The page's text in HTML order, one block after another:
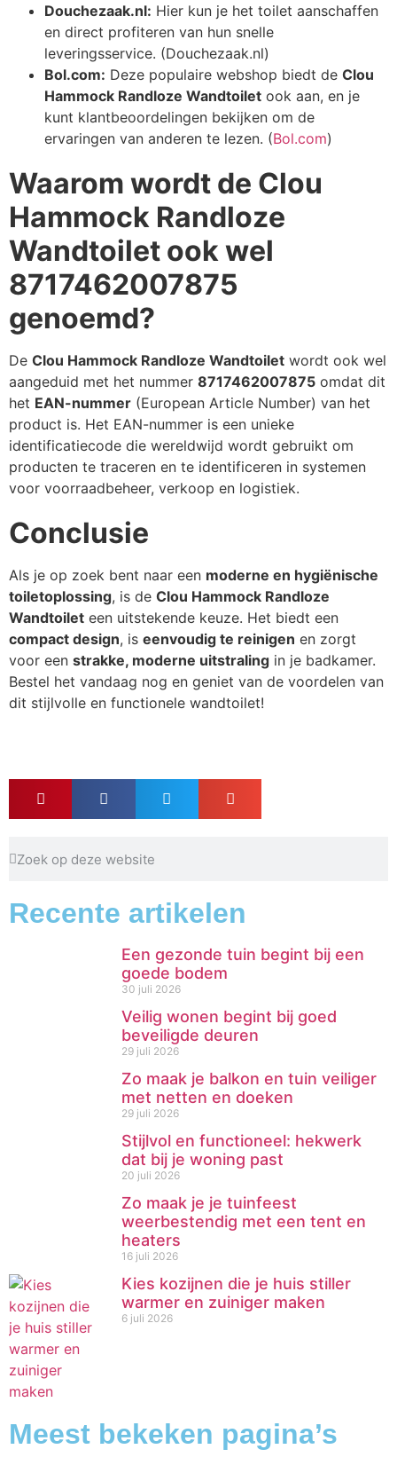
Douchezaak.nl: Hier kun je het toilet aanschaffen
en direct profiteren van hun snelle
leveringsservice. (Douchezaak.nl)
Bol.com: Deze populaire webshop biedt de Clou
Hammock Randloze Wandtoilet ook aan, en je
kunt klantbeoordelingen bekijken om de
ervaringen van anderen te lezen. (Bol.com)
Waarom wordt de Clou
Hammock Randloze
Wandtoilet ook wel
8717462007875
genoemd?
De Clou Hammock Randloze Wandtoilet wordt ook wel
aangeduid met het nummer 8717462007875 omdat dit
het EAN-nummer (European Article Number) van het
product is. Het EAN-nummer is een unieke
identificatiecode die wereldwijd wordt gebruikt om
producten te traceren en te identificeren in systemen
voor voorraadbeheer, verkoop en logistiek.
Conclusie
Als je op zoek bent naar een moderne en hygiënische
toiletoplossing, is de Clou Hammock Randloze
Wandtoilet een uitstekende keuze. Het biedt een
compact design, is eenvoudig te reinigen en zorgt
voor een strakke, moderne uitstraling in je badkamer.
Bestel het vandaag nog en geniet van de voordelen van
dit stijlvolle en functionele wandtoilet!
Recente artikelen
Een gezonde tuin begint bij een
goede bodem
30 juli 2026
Veilig wonen begint bij goed
beveiligde deuren
29 juli 2026
Zo maak je balkon en tuin veiliger
met netten en doeken
29 juli 2026
Stijlvol en functioneel: hekwerk
dat bij je woning past
20 juli 2026
Zo maak je je tuinfeest
weerbestendig met een tent en
heaters
16 juli 2026
Kies kozijnen die je huis stiller
warmer en zuiniger maken
6 juli 2026
Meest bekeken pagina’s